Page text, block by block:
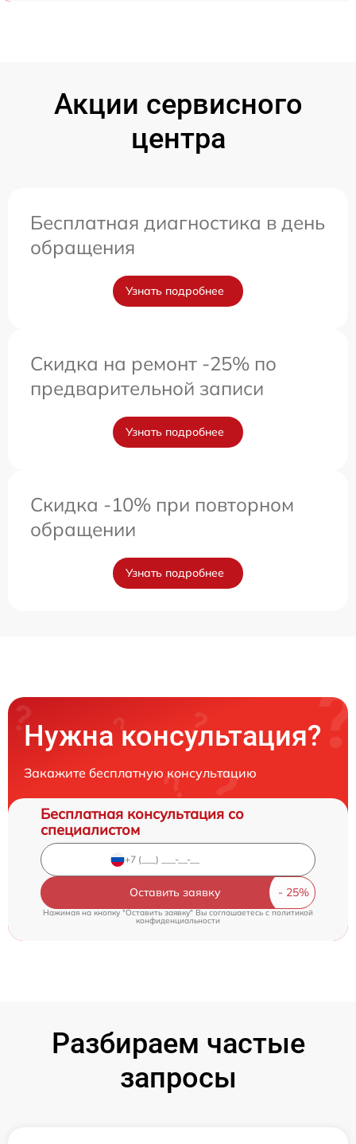
Акции сервисного
центра
Бесплатная диагностика в день
обращения
Узнать подробнее
Скидка на ремонт -25% по
предварительной записи
Узнать подробнее
Скидка -10% при повторном
обращении
Узнать подробнее
Нужна консультация?
Закажите бесплатную консультацию
Бесплатная консультация со
специалистом
Оставить заявку
Нажимая на кнопку "Оставить заявку" Вы соглашаетесь cполитикой
конфиденциальности
Разбираем частые
запросы